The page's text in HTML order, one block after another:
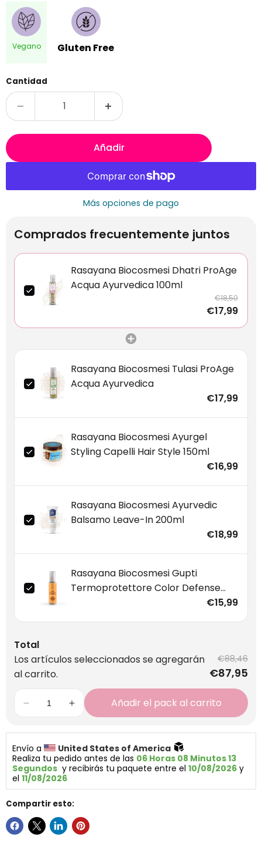
Vegano Gluten Free
Cantidad
Añadir
Más opciones de pago
Comprados frecuentemente juntos
Rasayana Biocosmesi Dhatri ProAge
Acqua Ayurvedica 100ml
€18,50
€17,99
Rasayana Biocosmesi Tulasi ProAge
Acqua Ayurvedica
€17,99
Rasayana Biocosmesi Ayurgel
Styling Capelli Hair Style 150ml
€16,99
Rasayana Biocosmesi Ayurvedic
Balsamo Leave-In 200ml
€18,99
Rasayana Biocosmesi Gupti
Termoprotettore Color Defense
€15,99
Total
Los artículos seleccionados se agregarán
al carrito.
€88,46
€87,95
Añadir el pack al carrito
Envío a
United States of America
Realiza tu pedido antes de las 06 Horas 08 Minutos 13
Segundos
  y recibirás tu paquete entre el
10/08/2026 y
el 11/08/2026
Compartir esto: